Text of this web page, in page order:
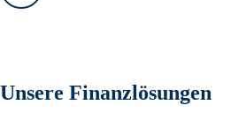
Vorwärts
Unsere Finanzlösungen